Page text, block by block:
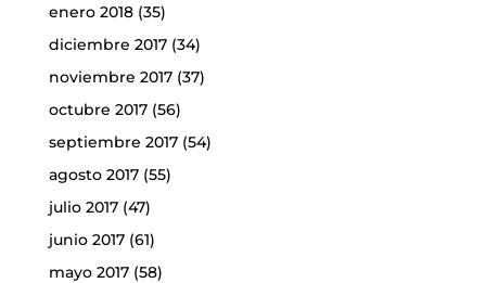
enero 2018(35)
diciembre 2017(34)
noviembre 2017(37)
octubre 2017(56)
septiembre 2017(54)
agosto 2017(55)
julio 2017(47)
junio 2017(61)
mayo 2017(58)